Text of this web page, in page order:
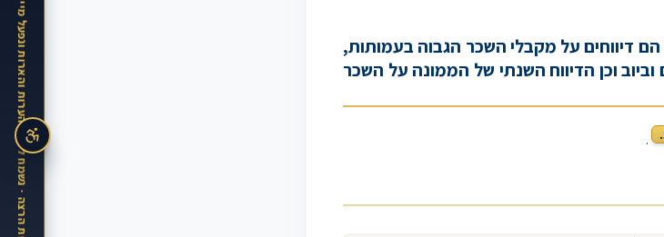
הם דיווחים על מקבלי השכר הגבוה בעמותות,
וביוב וכן הדיווח השנתי של הממונה על השכר
.